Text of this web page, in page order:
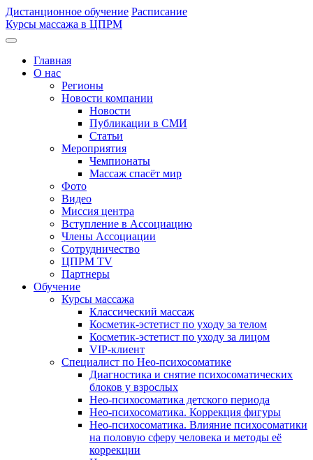
Дистанционное обучение Расписание
Курсы массажа в ЦПРМ
Главная
О нас
Регионы
Новости компании
Новости
Публикации в СМИ
Статьи
Мероприятия
Чемпионаты
Массаж спасёт мир
Фото
Видео
Миссия центра
Вступление в Ассоциацию
Члены Ассоциации
Сотрудничество
ЦПРМ TV
Партнеры
Oбучение
Курсы массажа
Классический массаж
Косметик-эстетист по уходу за телом
Косметик-эстетист по уходу за лицом
VIP-клиент
Специалист по Нео-психосоматике
Диагностика и снятие психосоматических
блоков у взрослых
Нео-психосоматика детского периода
Нео-психосоматика. Коррекция фигуры
Нео-психосоматика. Влияние психосоматики
на половую сферу человека и методы её
коррекции